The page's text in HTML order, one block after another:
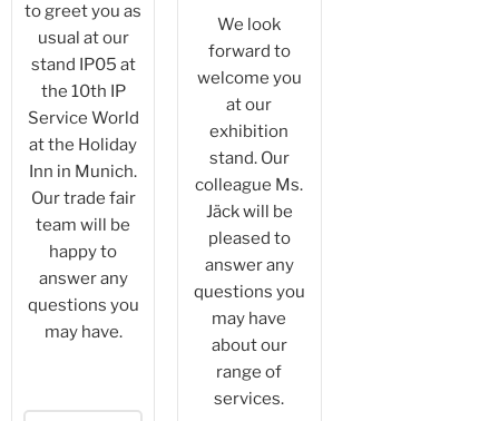
to greet you as
usual at our
stand IP05 at
the 10th IP
Service World
at the Holiday
Inn in Munich.
Our trade fair
team will be
happy to
answer any
questions you
may have.
We look
forward to
welcome you
at our
exhibition
stand. Our
colleague Ms.
Jäck will be
pleased to
answer any
questions you
may have
about our
range of
services.